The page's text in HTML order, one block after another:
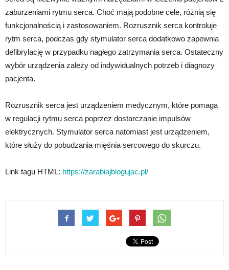
zaburzeniami rytmu serca. Choć mają podobne cele, różnią się
funkcjonalnością i zastosowaniem. Rozrusznik serca kontroluje
rytm serca, podczas gdy stymulator serca dodatkowo zapewnia
defibrylację w przypadku nagłego zatrzymania serca. Ostateczny
wybór urządzenia zależy od indywidualnych potrzeb i diagnozy
pacjenta.
Rozrusznik serca jest urządzeniem medycznym, które pomaga
w regulacji rytmu serca poprzez dostarczanie impulsów
elektrycznych. Stymulator serca natomiast jest urządzeniem,
które służy do pobudzania mięśnia sercowego do skurczu.
Link tagu HTML: https://zarabiajblogujac.pl/